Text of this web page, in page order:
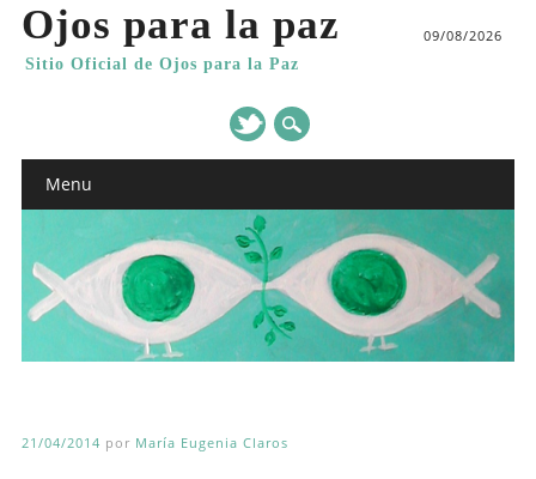
Ojos para la paz
Sitio Oficial de Ojos para la Paz
09/08/2026
Main menu
Menu
21/04/2014 por María Eugenia Claros